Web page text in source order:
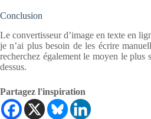
Conclusion
Le convertisseur d’image en texte en
je n’ai plus besoin de les écrire
recherchez également le moyen le plus
dessus.
Partagez l'inspiration